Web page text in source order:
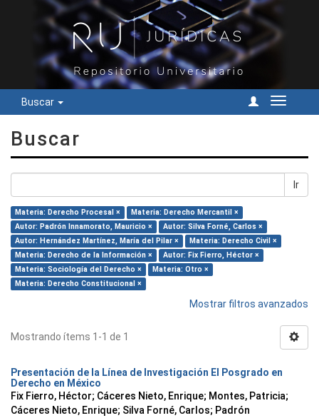
Buscar
Cambiar
Buscar
Ir
Materia: Derecho Procesal ×
Materia: Derecho Mercantil ×
Autor: Padrón Innamorato, Mauricio ×
Autor: Silva Forné, Carlos ×
Autor: Hernández Martínez, María del Pilar ×
Materia: Derecho Civil ×
Materia: Derecho de la Información ×
Autor: Fix Fierro, Héctor ×
Materia: Sociología del Derecho ×
Materia: Otro ×
Materia: Derecho Constitucional ×
Mostrar filtros avanzados
Mostrando ítems 1-1 de 1
Presentación de la Línea de Investigación El Posgrado en
Derecho en México
Fix Fierro, Héctor; Cáceres Nieto, Enrique; Montes, Patricia;
Cáceres Nieto, Enrique; Silva Forné, Carlos; Padrón